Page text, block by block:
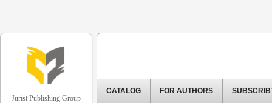
Jurist Publishing Group
CATALOG FOR AUTHORS